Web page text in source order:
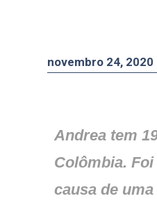
novembro 24, 2020
Andrea tem
Colômbia.
causa de